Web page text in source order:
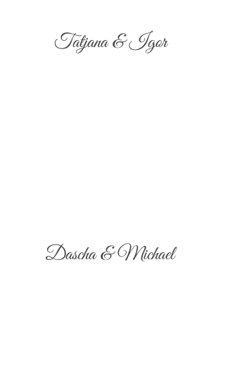
Tatjana & Igor
Dascha & Michael